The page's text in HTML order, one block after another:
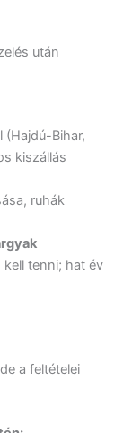
után
(Hajdú-Bihar,
kiszállás
ruhák
tenni; hat év
a feltételei